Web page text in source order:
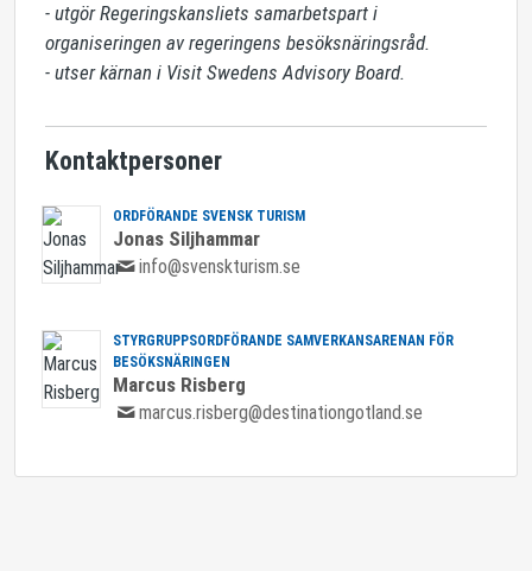
- utgör Regeringskansliets samarbetspart i
organiseringen av regeringens besöksnäringsråd.
- utser kärnan i Visit Swedens Advisory Board.
Kontaktpersoner
ORDFÖRANDE SVENSK TURISM
Jonas Siljhammar
info@svenskturism.se
STYRGRUPPSORDFÖRANDE SAMVERKANSARENAN FÖR
BESÖKSNÄRINGEN
Marcus Risberg
marcus.risberg@destinationgotland.se